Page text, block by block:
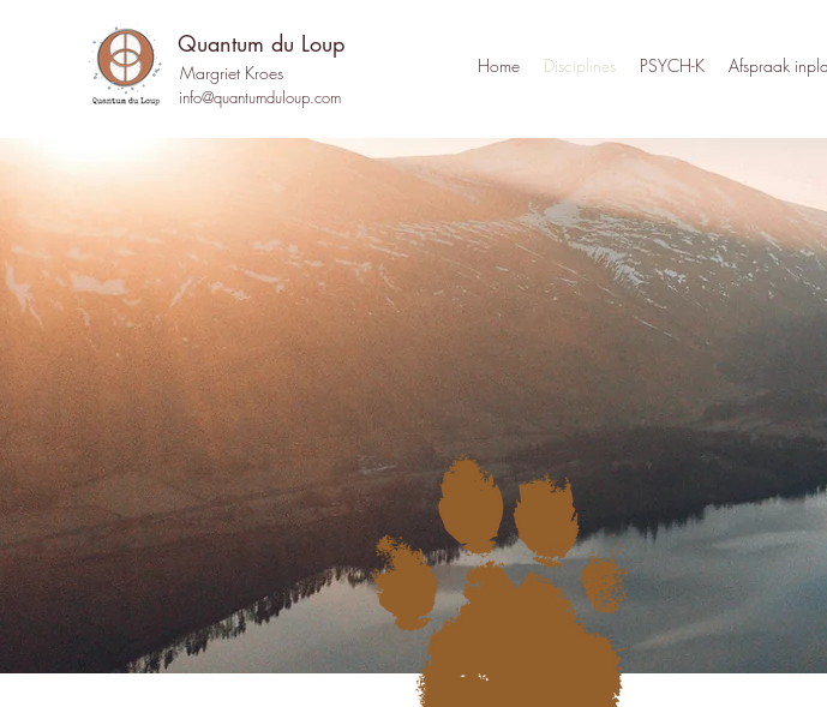
Quantum du Loup
Margriet Kroes
info@quantumduloup.com
Home Disciplines PSYCH-K Afspraak